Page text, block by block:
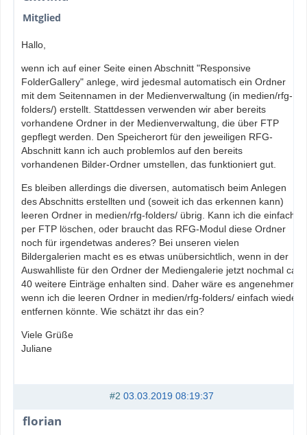
Mitglied
Hallo,
wenn ich auf einer Seite einen Abschnitt "Responsive
FolderGallery" anlege, wird jedesmal automatisch ein Ordner
mit dem Seitennamen in der Medienverwaltung (in medien/rfg-
folders/) erstellt. Stattdessen verwenden wir aber bereits
vorhandene Ordner in der Medienverwaltung, die über FTP
gepflegt werden. Den Speicherort für den jeweiligen RFG-
Abschnitt kann ich auch problemlos auf den bereits
vorhandenen Bilder-Ordner umstellen, das funktioniert gut.
Es bleiben allerdings die diversen, automatisch beim Anlegen
des Abschnitts erstellten und (soweit ich das erkennen kann)
leeren Ordner in medien/rfg-folders/ übrig. Kann ich die einfach
per FTP löschen, oder braucht das RFG-Modul diese Ordner
noch für irgendetwas anderes? Bei unseren vielen
Bildergalerien macht es es etwas unübersichtlich, wenn in der
Auswahlliste für den Ordner der Mediengalerie jetzt nochmal ca.
40 weitere Einträge enhalten sind. Daher wäre es angenehmer,
wenn ich die leeren Ordner in medien/rfg-folders/ einfach wieder
entfernen könnte. Wie schätzt ihr das ein?
Viele Grüße
Juliane
#2 03.03.2019 08:19:37
florian